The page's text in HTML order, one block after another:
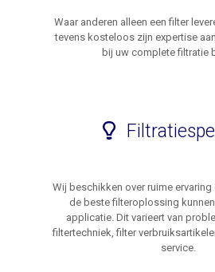
Waar anderen alleen een filter
tevens kosteloos zijn expertise
bij uw complete filtratie
Wij beschikken over ruime
de beste filteroplossing
applicatie. Dit varieert van
filtertechniek, filter
service.